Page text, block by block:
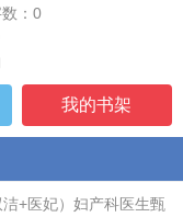
：0
我的书架
+医妃）妇产科医生甄